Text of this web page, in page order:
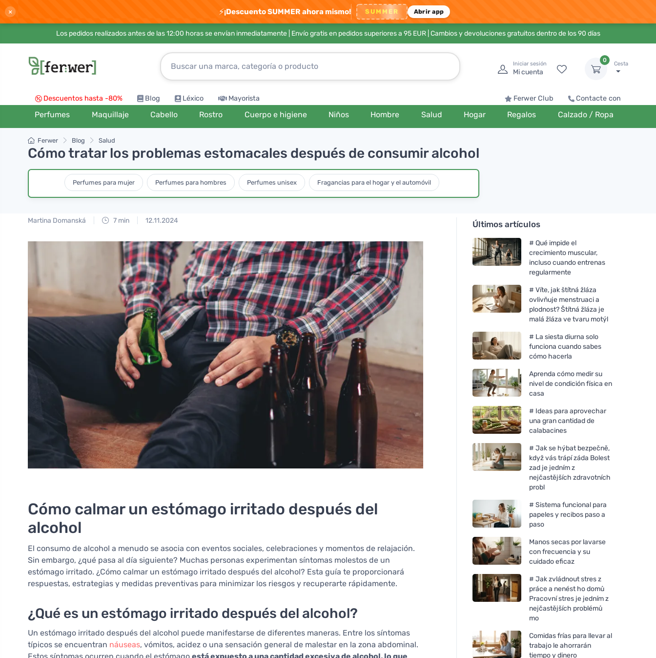
× ⚡¡Descuento SUMMER ahora mismo! SUMMER Abrir app
Los pedidos realizados antes de las 12:00 horas se envían inmediatamente | Envío gratis en pedidos superiores a 95 EUR| Cambios y devoluciones gratuitos dentro de los 90 días
Iniciar sesión
Mi cuenta
0
Cesta
Descuentos hasta -80% Blog Léxico Mayorista Ferwer Club Contacte con
Perfumes Maquillaje Cabello Rostro Cuerpo e higiene Niños Hombre Salud Hogar Regalos Calzado / Ropa
Ferwer Blog Salud
Cómo tratar los problemas estomacales después de consumir alcohol
Perfumes para mujer Perfumes para hombres Perfumes unisex Fragancias para el hogar y el automóvil
Martina Domanská 7 min 12.11.2024
Cómo calmar un estómago irritado después del
alcohol
El consumo de alcohol a menudo se asocia con eventos sociales, celebraciones y momentos de relajación.
Sin embargo, ¿qué pasa al día siguiente? Muchas personas experimentan síntomas molestos de un
estómago irritado. ¿Cómo calmar un estómago irritado después del alcohol? Esta guía te proporcionará
respuestas, estrategias y medidas preventivas para minimizar los riesgos y recuperarte rápidamente.
¿Qué es un estómago irritado después del alcohol?
Un estómago irritado después del alcohol puede manifestarse de diferentes maneras. Entre los síntomas
típicos se encuentran náuseas, vómitos, acidez o una sensación general de malestar en la zona abdominal.
Últimos artículos
# Qué impide el
crecimiento muscular,
incluso cuando entrenas
regularmente
# Víte, jak štítná žláza
ovlivňuje menstruaci a
plodnost? Štítná žláza je
malá žláza ve tvaru motýl
# La siesta diurna solo
funciona cuando sabes
cómo hacerla
Aprenda cómo medir su
nivel de condición física en
casa
# Ideas para aprovechar
una gran cantidad de
calabacines
# Jak se hýbat bezpečně,
když vás trápí záda Bolest
zad je jedním z
nejčastějších zdravotních
probl
# Sistema funcional para
papeles y recibos paso a
paso
Manos secas por lavarse
con frecuencia y su
cuidado eficaz
# Jak zvládnout stres z
práce a nenést ho domů
Pracovní stres je jedním z
nejčastějších problémů
mo
Comidas frías para llevar al
trabajo le ahorrarán
tiempo y dinero